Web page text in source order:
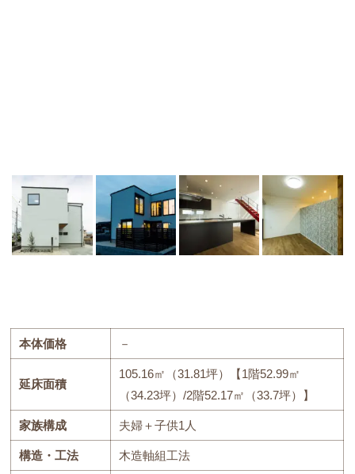
本体価格 －
延床面積
105.16㎡（31.81坪）【1階52.99㎡
（34.23坪）/2階52.17㎡（33.7坪）】
家族構成 夫婦＋子供1人
構造・工法 木造軸組工法